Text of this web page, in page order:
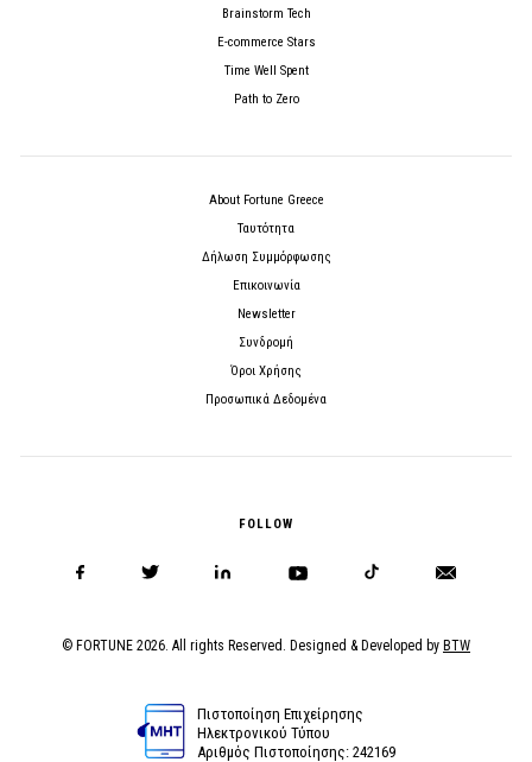
Brainstorm Tech
E-commerce Stars
Time Well Spent
Path to Zero
About Fortune Greece
Ταυτότητα
Δήλωση Συμμόρφωσης
Επικοινωνία
Newsletter
Συνδρομή
Όροι Χρήσης
Προσωπικά Δεδομένα
FOLLOW
© FORTUNE 2026. All rights Reserved. Designed & Developed by BTW
Πιστοποίηση Επιχείρησης
Ηλεκτρονικού Τύπου
Αριθμός Πιστοποίησης: 242169